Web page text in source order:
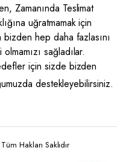
Zamanında Teslimat
uğratmamak için
hep daha fazlasını
sağladılar.
için sizde bizden
destekleyebilirsiniz.
Hakları Saklıdır